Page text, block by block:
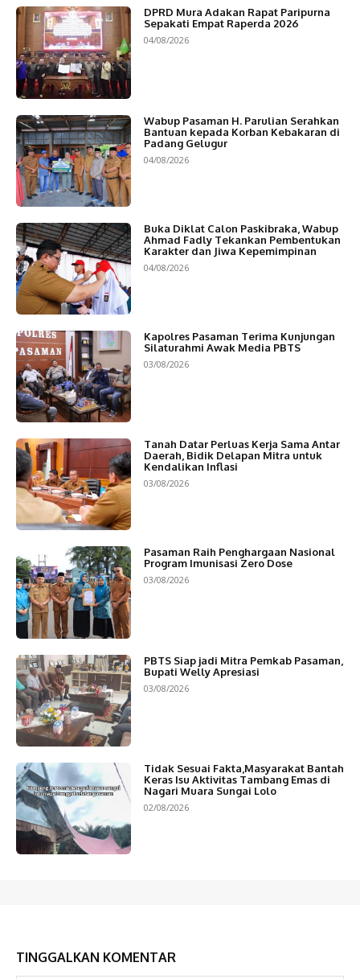
DPRD Mura Adakan Rapat Paripurna
Sepakati Empat Raperda 2026
04/08/2026
Wabup Pasaman H. Parulian Serahkan
Bantuan kepada Korban Kebakaran di
Padang Gelugur
04/08/2026
Buka Diklat Calon Paskibraka, Wabup
Ahmad Fadly Tekankan Pembentukan
Karakter dan Jiwa Kepemimpinan
04/08/2026
Kapolres Pasaman Terima Kunjungan
Silaturahmi Awak Media PBTS
03/08/2026
Tanah Datar Perluas Kerja Sama Antar
Daerah, Bidik Delapan Mitra untuk
Kendalikan Inflasi
03/08/2026
Pasaman Raih Penghargaan Nasional
Program Imunisasi Zero Dose
03/08/2026
PBTS Siap jadi Mitra Pemkab Pasaman,
Bupati Welly Apresiasi
03/08/2026
Tidak Sesuai Fakta,Masyarakat Bantah
Keras Isu Aktivitas Tambang Emas di
Nagari Muara Sungai Lolo
02/08/2026
TINGGALKAN KOMENTAR